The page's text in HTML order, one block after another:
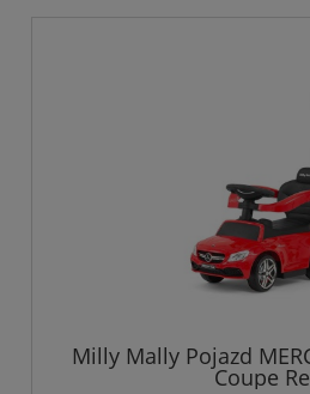
Milly Mally Pojazd
Coupe